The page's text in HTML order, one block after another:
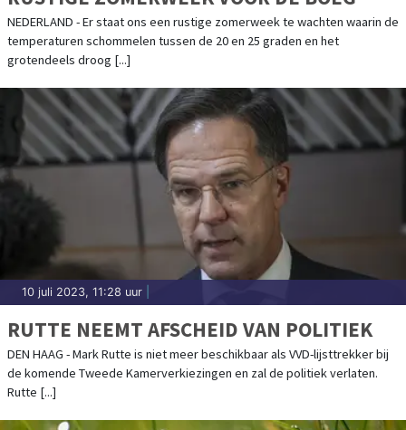
NEDERLAND - Er staat ons een rustige zomerweek te wachten waarin de
temperaturen schommelen tussen de 20 en 25 graden en het
grotendeels droog [...]
10 juli 2023, 11:28 uur
RUTTE NEEMT AFSCHEID VAN POLITIEK
DEN HAAG - Mark Rutte is niet meer beschikbaar als VVD-lijsttrekker bij
de komende Tweede Kamerverkiezingen en zal de politiek verlaten.
Rutte [...]